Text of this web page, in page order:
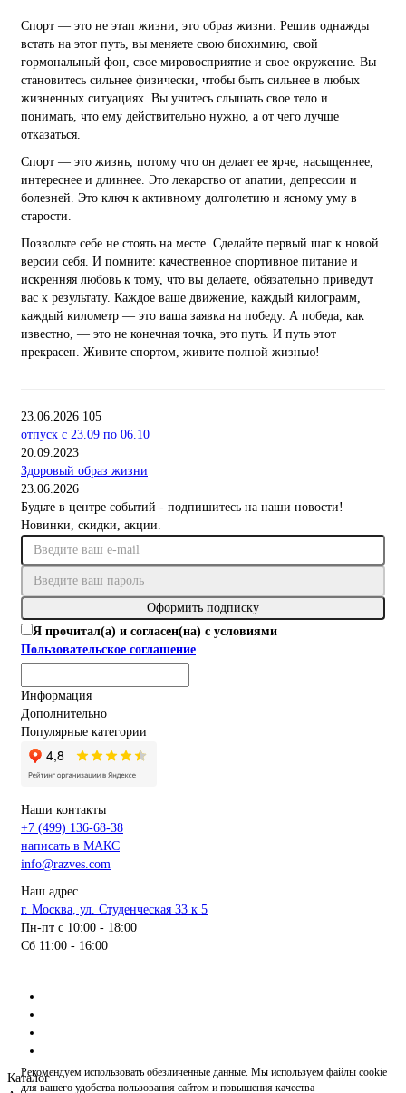
Спорт — это не этап жизни, это образ жизни. Решив однажды
встать на этот путь, вы меняете свою биохимию, свой
гормональный фон, свое мировосприятие и свое окружение. Вы
становитесь сильнее физически, чтобы быть сильнее в любых
жизненных ситуациях. Вы учитесь слышать свое тело и
понимать, что ему действительно нужно, а от чего лучше
отказаться.
Спорт — это жизнь, потому что он делает ее ярче, насыщеннее,
интереснее и длиннее. Это лекарство от апатии, депрессии и
болезней. Это ключ к активному долголетию и ясному уму в
старости.
Позвольте себе не стоять на месте. Сделайте первый шаг к новой
версии себя. И помните: качественное спортивное питание и
искренняя любовь к тому, что вы делаете, обязательно приведут
вас к результату. Каждое ваше движение, каждый килограмм,
каждый километр — это ваша заявка на победу. А победа, как
известно, — это не конечная точка, это путь. И путь этот
прекрасен. Живите спортом, живите полной жизнью!
23.06.2026 105
отпуск с 23.09 по 06.10
20.09.2023
Здоровый образ жизни
23.06.2026
Рекомендуем использовать обезличенные данные. Мы используем файлы cookie
для вашего удобства пользования сайтом и повышения качества
Будьте в центре событий - подпишитесь на наши новости!
Новинки, скидки, акции.
Оформить подписку
Я прочитал(а) и согласен(на) с условиями
Пользовательское соглашение
Информация
Дополнительно
Популярные категории
Наши контакты
+7 (499) 136-68-38
написать в МАКС
info@razves.com
Наш адрес
г. Москва, ул. Студенческая 33 к 5
Пн-пт с 10:00 - 18:00
Сб 11:00 - 16:00
Каталог